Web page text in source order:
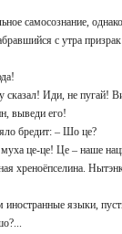
самосознание,
с утра
сказал! Иди, не пугай!
выведи его!
бредит: – Шо це?
це-це! Це – наше
хреноёпселина.
языки,